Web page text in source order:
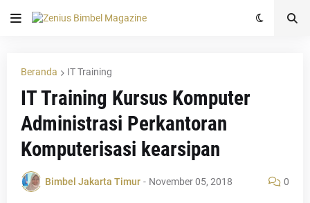
Beranda IT Training
IT Training Kursus Komputer
Administrasi Perkantoran
Komputerisasi kearsipan
Bimbel Jakarta Timur - November 05, 2018 0